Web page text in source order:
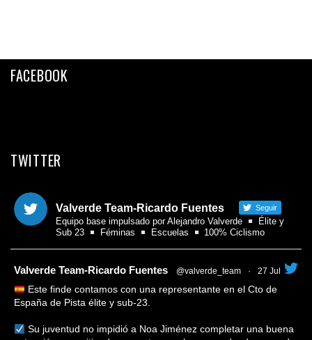
FACEBOOK
TWITTER
Valverde Team-Ricardo Fuentes Seguir
Equipo base impulsado por Alejandro Valverde
Élite y
Sub 23
Féminas Escuelas 100% Ciclismo
Valverde Team-Ricardo Fuentes @valverde_team · 27 Jul
Este finde contamos con una representante en el Cto de
España de Pista élite y sub-23.
Su juventud no impidió a Noa Jiménez completar una buena